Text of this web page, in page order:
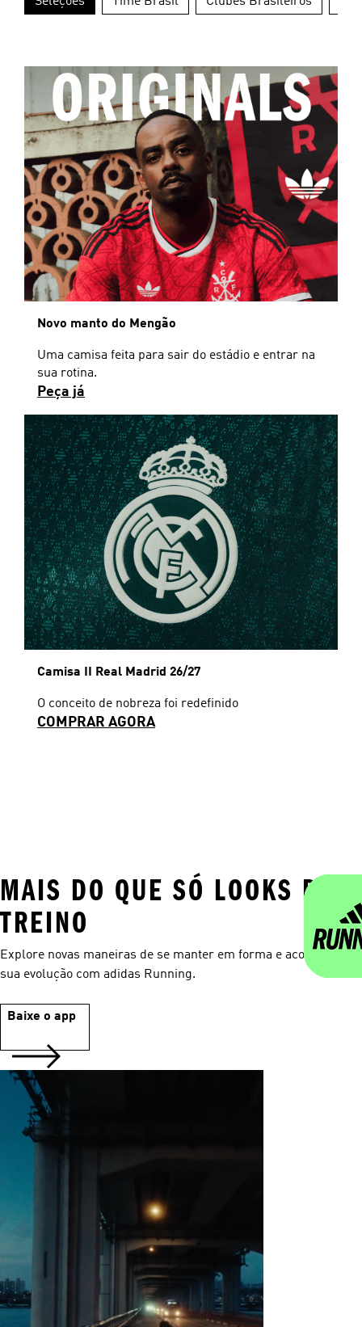
Alemanha Argentina
Novo manto do Mengão
Uma camisa feita para sair do estádio e entrar na
sua rotina.
Peça já
Camisa II Real Madrid 26/27
O conceito de nobreza foi redefinido
COMPRAR AGORA
MAIS DO QUE SÓ LOOKS DE
TREINO
Explore novas maneiras de se manter em forma e acompanhar
sua evolução com adidas Running.
Baixe o app